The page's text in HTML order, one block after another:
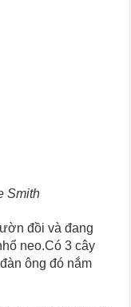
Smith
đồi và đang
neo.Có 3 cây
ông đó nắm